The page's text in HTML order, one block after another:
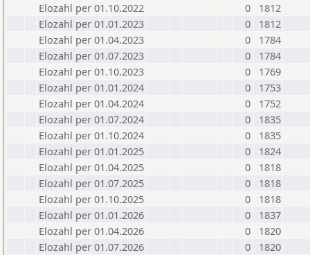
Elozahl per 01.10.2022
0
1812
Elozahl per 01.01.2023
0
1812
Elozahl per 01.04.2023
0
1784
Elozahl per 01.07.2023
0
1784
Elozahl per 01.10.2023
0
1769
Elozahl per 01.01.2024
0
1753
Elozahl per 01.04.2024
0
1752
Elozahl per 01.07.2024
0
1835
Elozahl per 01.10.2024
0
1835
Elozahl per 01.01.2025
0
1824
Elozahl per 01.04.2025
0
1818
Elozahl per 01.07.2025
0
1818
Elozahl per 01.10.2025
0
1818
Elozahl per 01.01.2026
0
1837
Elozahl per 01.04.2026
0
1820
Elozahl per 01.07.2026
0
1820